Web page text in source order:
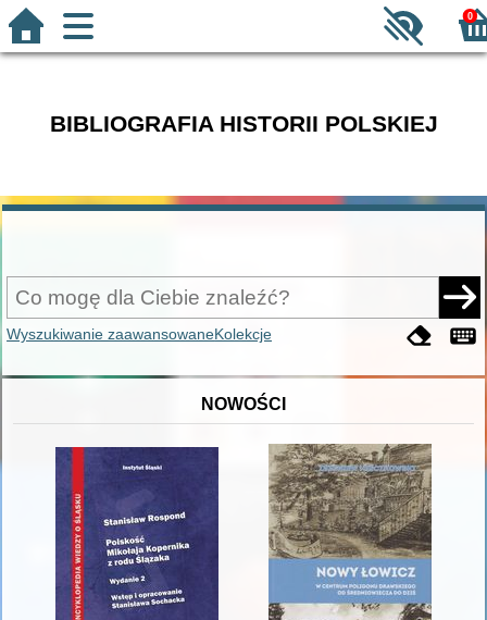
0
BIBLIOGRAFIA HISTORII POLSKIEJ
Wyszukiwanie zaawansowaneKolekcje
NOWOŚCI